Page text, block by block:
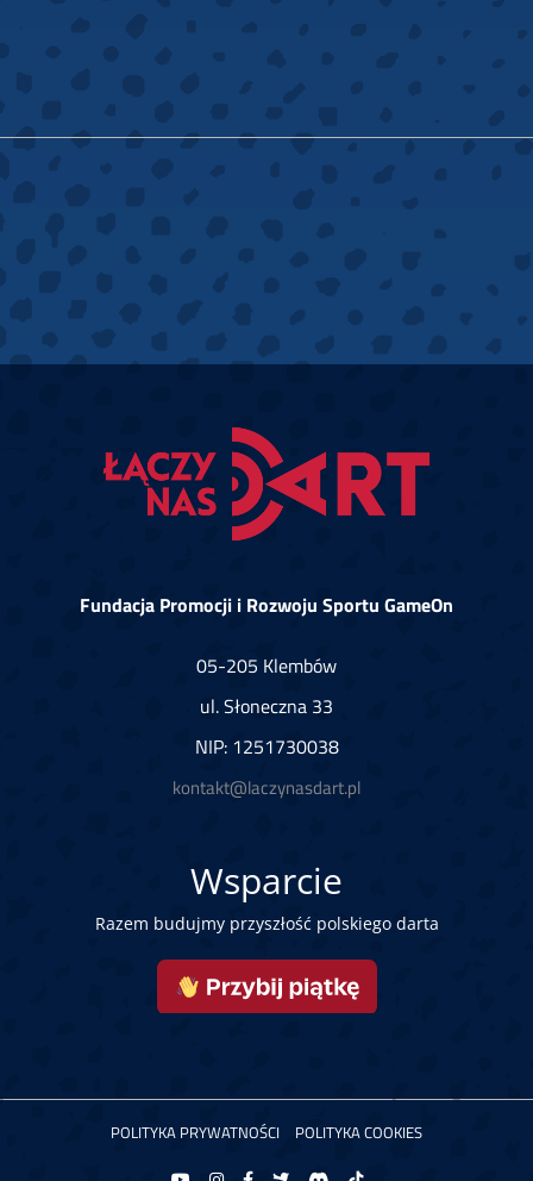
Fundacja Promocji i Rozwoju Sportu GameOn
05-205 Klembów
ul. Słoneczna 33
NIP: 1251730038
kontakt@laczynasdart.pl
Wsparcie
Razem budujmy przyszłość polskiego darta
POLITYKA PRYWATNOŚCI POLITYKA COOKIES